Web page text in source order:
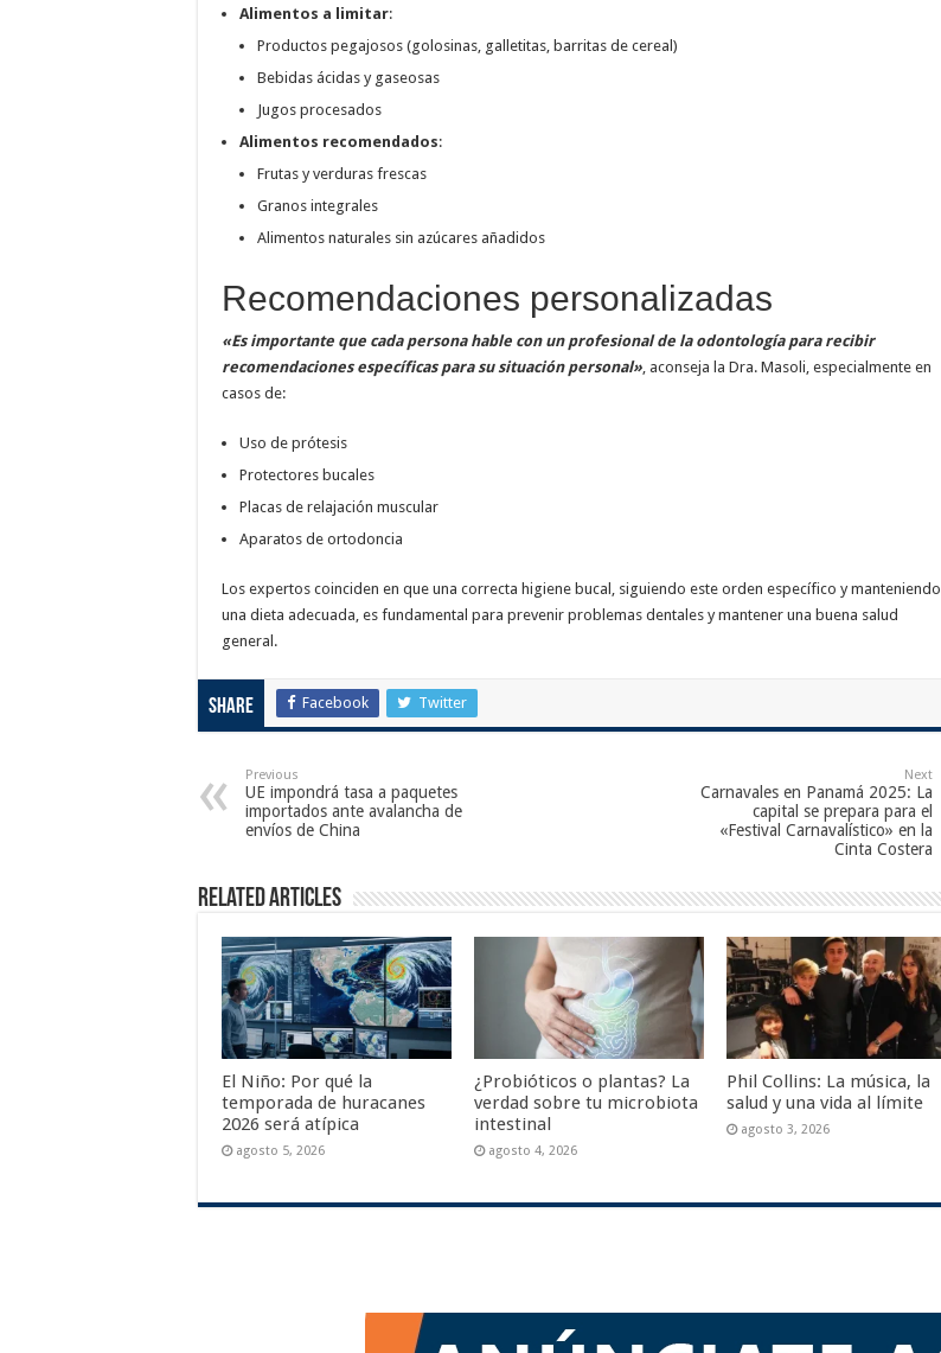
Alimentos a limitar:
Productos pegajosos (golosinas, galletitas, barritas de cereal)
Bebidas ácidas y gaseosas
Jugos procesados
Alimentos recomendados:
Frutas y verduras frescas
Granos integrales
Alimentos naturales sin azúcares añadidos
Recomendaciones personalizadas
«Es importante que cada persona hable con un profesional de la odontología para recibir
recomendaciones específicas para su situación personal», aconseja la Dra. Masoli, especialmente en
casos de:
Uso de prótesis
Protectores bucales
Placas de relajación muscular
Aparatos de ortodoncia
Los expertos coinciden en que una correcta higiene bucal, siguiendo este orden específico y manteniendo
una dieta adecuada, es fundamental para prevenir problemas dentales y mantener una buena salud
general.
Share Facebook Twitter
Previous
UE impondrá tasa a paquetes
importados ante avalancha de
envíos de China
Next
Carnavales en Panamá 2025: La
capital se prepara para el
«Festival Carnavalístico» en la
Cinta Costera
Related Articles
El Niño: Por qué la
temporada de huracanes
2026 será atípica
agosto 5, 2026
¿Probióticos o plantas? La
verdad sobre tu microbiota
intestinal
agosto 4, 2026
Phil Collins: La música, la
salud y una vida al límite
agosto 3, 2026